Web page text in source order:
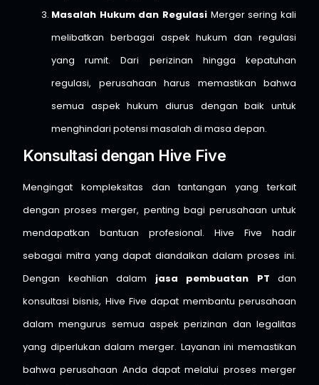
Masalah Hukum dan Regulasi Merger sering kali
melibatkan berbagai aspek hukum dan regulasi
yang rumit. Dari perizinan hingga kepatuhan
regulasi, perusahaan harus memastikan bahwa
semua aspek hukum diurus dengan baik untuk
menghindari potensi masalah di masa depan.
Konsultasi dengan Hive Five
Mengingat kompleksitas dan tantangan yang terkait
dengan proses merger, penting bagi perusahaan untuk
mendapatkan bantuan profesional. Hive Five hadir
sebagai mitra yang dapat diandalkan dalam proses ini.
Dengan keahlian dalam jasa pembuatan PT dan
konsultasi bisnis, Hive Five dapat membantu perusahaan
dalam mengurus semua aspek perizinan dan legalitas
yang diperlukan dalam merger. Layanan ini memastikan
bahwa perusahaan Anda dapat melalui proses merger